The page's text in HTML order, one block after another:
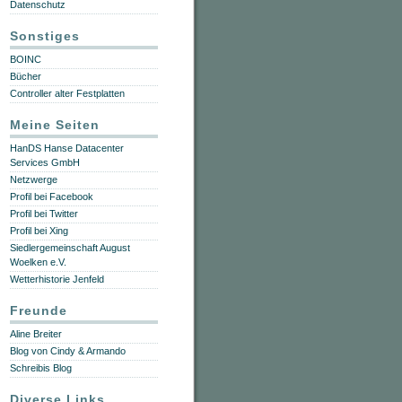
Datenschutz
Sonstiges
BOINC
Bücher
Controller alter Festplatten
Meine Seiten
HanDS Hanse Datacenter
Services GmbH
Netzwerge
Profil bei Facebook
Profil bei Twitter
Profil bei Xing
Siedlergemeinschaft August
Woelken e.V.
Wetterhistorie Jenfeld
Freunde
Aline Breiter
Blog von Cindy & Armando
Schreibis Blog